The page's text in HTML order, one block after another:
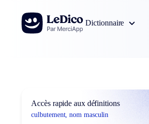
Aller au contenu
Dictionnaire
Accès rapide aux définitions
culbutement, nom masculin